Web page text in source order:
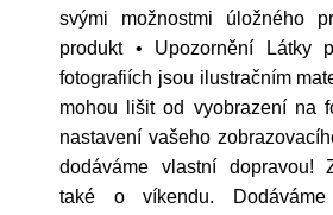
svými možnostmi úložného
produkt • Upozornění Látky
fotografiích jsou ilustračním
mohou lišit od vyobrazení na
nastavení vašeho
dodáváme vlastní dopravou!
také o víkendu.